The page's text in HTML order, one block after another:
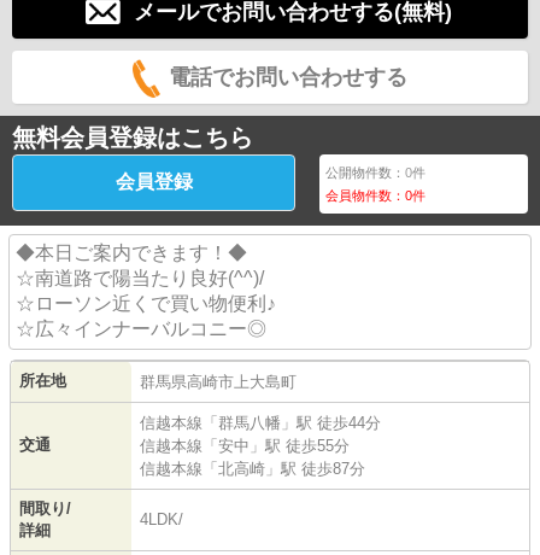
メールでお問い合わせする(無料)
電話でお問い合わせする
無料会員登録はこちら
会員登録 公開物件数：0件
会員物件数：0件
◆本日ご案内できます！◆
☆南道路で陽当たり良好(^^)/
☆ローソン近くで買い物便利♪
☆広々インナーバルコニー◎
所在地 群馬県高崎市上大島町
交通
信越本線 「 群馬八幡 」駅 徒歩44分
信越本線 「 安中 」駅 徒歩55分
信越本線 「 北高崎 」駅 徒歩87分
間取り/
詳細
4LDK/